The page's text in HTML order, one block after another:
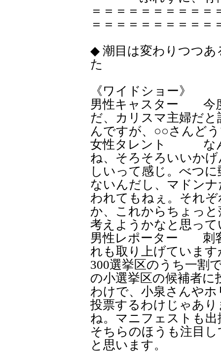
＝＝＝＝＝＝＝＝＝＝
＝＝＝＝＝＝＝＝＝＝
◆ 潮目は変わりつつ
た
《ワイドショー》
男性キャスター 今
だ、カリスマ主婦だと
んですが、○○さんど
女性タレント なん
ね、そろそろいいか
しいって感じ。べつ
ないんだし、マドン
われてもねぇ。それ
か、これからちょっ
考えようかなと思っ
男性レポーター 刺
れも取り上げています
300選挙区のうち一割
の小選挙区の候補者に
わけで、小泉さんや
投票するわけじゃあ
ね。マニフェストも
そちらのほうも注目
と思います。